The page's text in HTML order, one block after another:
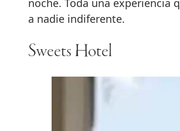
noche. Toda una experiencia
a nadie indiferente.
Sweets Hotel